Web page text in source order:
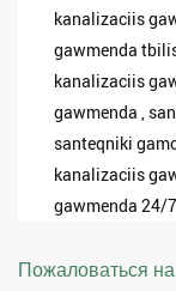
kanalizaciis
gawmenda
kanalizaciis
gawmenda ,
santeqniki
kanalizaciis
gawmenda 24/7
Пожаловаться